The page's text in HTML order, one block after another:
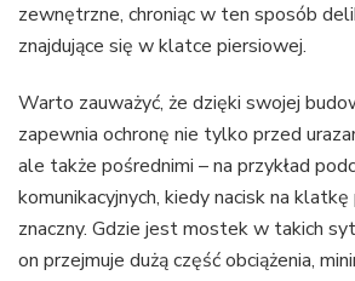
zewnętrzne, chroniąc w ten sposób
znajdujące się w klatce piersiowej.
Warto zauważyć, że dzięki swojej
zapewnia ochronę nie tylko przed
ale także pośrednimi – na przykład
komunikacyjnych, kiedy nacisk na
znaczny. Gdzie jest mostek w takich
on przejmuje dużą część obciążenia,